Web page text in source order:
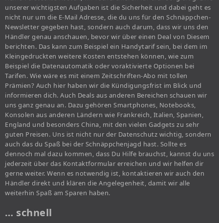
unserer wichtigsten Aufgaben ist die Sicherheit und dabei geht es
nicht nur um die E-Mail Adresse, die du uns für den Schnäppchen-
Newsletter gegeben hast, sondern auch darum, dass wir uns den
Händler genau anschauen, bevor wir über einen Deal von Diesem
berichten. Das kann zum Beispiel ein Handytarif sein, bei dem im
Kleingedruckten weitere Kosten entstehen können, wie zum
Beispiel die Datenautomatik oder voraktivierte Optionen bei
Tarifen. Wie wäre es mit einem Zeitschriften-Abo mit tollen
Prämien? Auch hier haben wir die Kündigungsfrist im Blick und
informieren dich. Auch Deals aus anderen Bereichen schauen wir
uns ganz genau an. Dazu gehören Smartphones, Notebooks,
Konsolen aus anderen Ländern wie Frankreich, Italien, Spanien,
England und besonders China, mit den vielen Gadgets zu sehr
guten Preisen. Uns ist nicht nur der Datenschutz wichtig, sondern
auch das du Spaß bei der Schnäppchenjagd hast. Sollte es
dennoch mal dazu kommen, dass Du Hilfe brauchst, kannst du uns
jederzeit über das Kontaktformular erreichen und wir helfen dir
gerne weiter. Wenn es notwendig ist, kontaktieren wir auch den
Händler direkt und klären die Angelegenheit, damit wir alle
weiterhin Spaß am Sparen haben.
… schnell